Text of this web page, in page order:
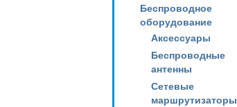
Беспроводное
оборудование
Аксессуары
Беспроводные
антенны
Сетевые
маршрутизаторы